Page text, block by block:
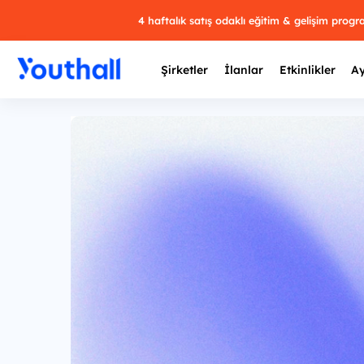
4 haftalık satış odaklı eğitim & gelişim
Şirketler İlanlar Etkinlikler